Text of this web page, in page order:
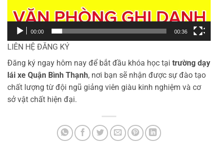
00:00 00:36
LIÊN HỆ ĐĂNG KÝ
Đăng ký ngay hôm nay để bắt đầu khóa học tại trường dạy
lái xe Quận Bình Thạnh, nơi bạn sẽ nhận được sự đào tạo
chất lượng từ đội ngũ giảng viên giàu kinh nghiệm và cơ
sở vật chất hiện đại.